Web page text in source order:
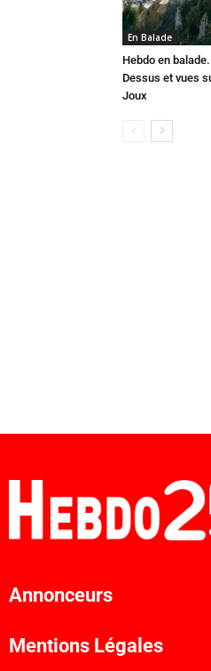
En Balade
Hebdo en
Dessus et vues
Joux
Annonceurs
Mentions Légales